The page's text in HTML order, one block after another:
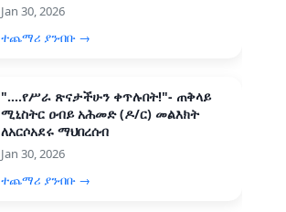
Jan 30, 2026
ተጨማሪ ያንብቡ →
"....የሥራ ጽናታችሁን ቀጥሉበት!"- ጠቅላይ
ሚኒስትር ዐብይ አሕመድ (ዶ/ር) መልእክት
ለአርሶአደሩ ማህበረሰብ
Jan 30, 2026
ተጨማሪ ያንብቡ →